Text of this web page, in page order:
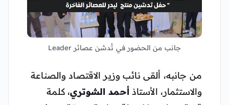
جانب من الحضور في تُدشن عصائر Leader
من جانبه، ألقى نائب وزير الاقتصاد والصناعة
والاستثمار، الأستاذأحمد الشوتري، كلمة